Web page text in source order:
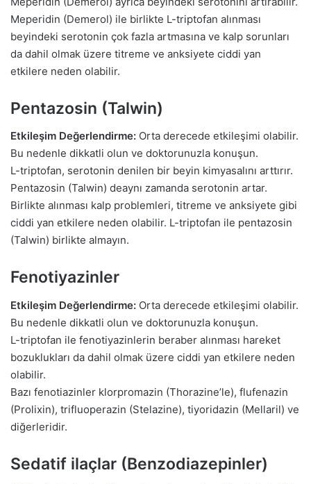
Meperidin (Demerol) ile birlikte L-triptofan alınması
beyindeki serotonin çok fazla artmasına ve kalp sorunları
da dahil olmak üzere titreme ve anksiyete ciddi yan
etkilere neden olabilir.
Pentazosin (Talwin)
Etkileşim Değerlendirme: Orta derecede etkileşimi olabilir.
Bu nedenle dikkatli olun ve doktorunuzla konuşun.
L-triptofan, serotonin denilen bir beyin kimyasalını arttırır.
Pentazosin (Talwin) deaynı zamanda serotonin artar.
Birlikte alınması kalp problemleri, titreme ve anksiyete gibi
ciddi yan etkilere neden olabilir. L-triptofan ile pentazosin
(Talwin) birlikte almayın.
Fenotiyazinler
Etkileşim Değerlendirme: Orta derecede etkileşimi olabilir.
Bu nedenle dikkatli olun ve doktorunuzla konuşun.
L-triptofan ile fenotiyazinlerin beraber alınması hareket
bozuklukları da dahil olmak üzere ciddi yan etkilere neden
olabilir.
Bazı fenotiazinler klorpromazin (Thorazine’le), flufenazin
(Prolixin), trifluoperazin (Stelazine), tiyoridazin (Mellaril) ve
diğerleridir.
Sedatif ilaçlar (Benzodiazepinler)